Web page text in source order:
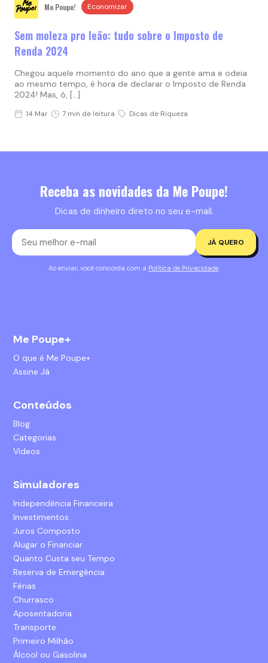
Me Poupe! Economizar
Sem moleza pro leão: tudo sobre o Imposto de
Renda 2024
Chegou aquele momento do ano que a gente ama e odeia
ao mesmo tempo, é hora de declarar o Imposto de Renda
2024! Mas, ó, […]
14 Mar 7 min de leitura Dicas de Riqueza
Receba as novidades da Me Poupe!
Dicas de dinheiro direto no seu e-mail.
JÁ QUERO
Ao enviar, você concorda com a Política de Privacidade.
Me Poupe+
O que é Me Poupe+
Assine Já
Conteúdos
Blog
Categorias
Vídeos
Simuladores
Independência Financeira
Investimentos
Juros Composto
Alugar o Financiar
Quanto Custa seu Tempo
Reserva de Emergência
Férias
Churrasco
Aposentadoria
Transporte
Primeiro Milhão
Álcool ou Gasolina